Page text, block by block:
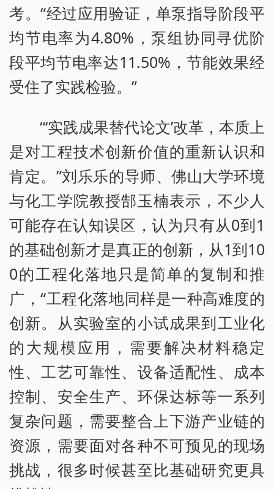
考。“经过应用验证，单泵指导阶段平
均节电率为4.80%，泵组协同寻优阶
段平均节电率达11.50%，节能效果经
受住了实践检验。”
“‘实践成果替代论文’改革，本质上
是对工程技术创新价值的重新认识和
肯定。”刘乐乐的导师、佛山大学环境
与化工学院教授郜玉楠表示，不少人
可能存在认知误区，认为只有从0到1
的基础创新才是真正的创新，从1到10
0的工程化落地只是简单的复制和推
广，“工程化落地同样是一种高难度的
创新。从实验室的小试成果到工业化
的大规模应用，需要解决材料稳定
性、工艺可靠性、设备适配性、成本
控制、安全生产、环保达标等一系列
复杂问题，需要整合上下游产业链的
资源，需要面对各种不可预见的现场
挑战，很多时候甚至比基础研究更具